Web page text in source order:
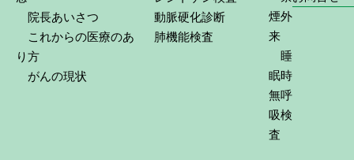
院長あいさつ
これからの医療のあ
り方
がんの現状
動脈硬化診断
肺機能検査
煙外
来
睡
眠時
無呼
吸検
査